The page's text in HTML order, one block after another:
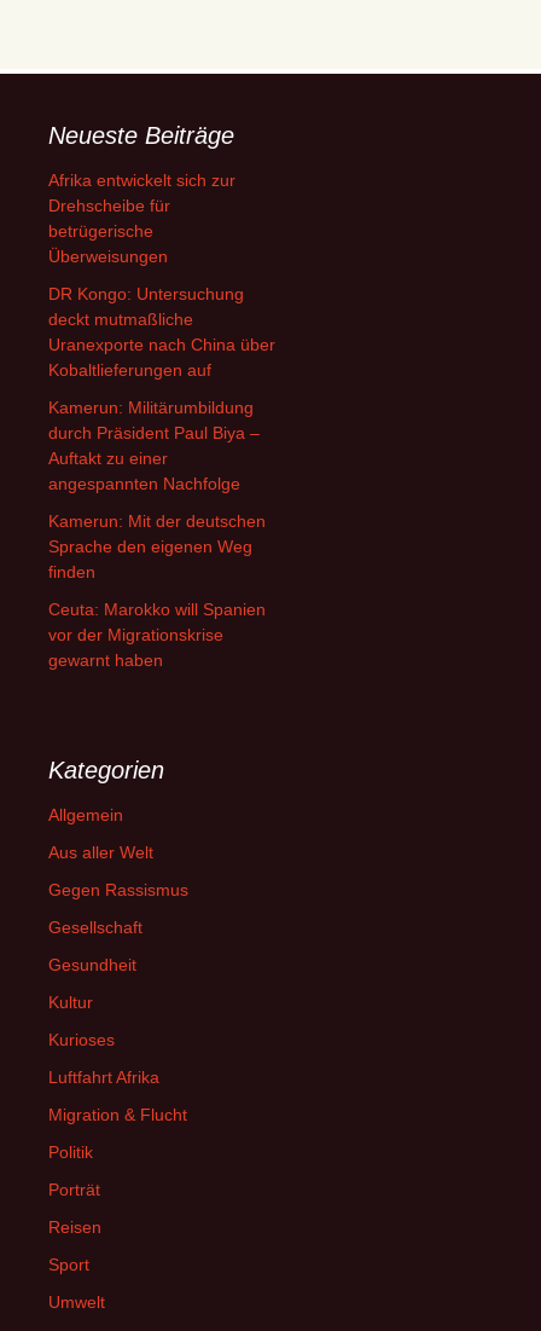
Neueste Beiträge
Afrika entwickelt sich zur
Drehscheibe für
betrügerische
Überweisungen
DR Kongo: Untersuchung
deckt mutmaßliche
Uranexporte nach China über
Kobaltlieferungen auf
Kamerun: Militärumbildung
durch Präsident Paul Biya –
Auftakt zu einer
angespannten Nachfolge
Kamerun: Mit der deutschen
Sprache den eigenen Weg
finden
Ceuta: Marokko will Spanien
vor der Migrationskrise
gewarnt haben
Kategorien
Allgemein
Aus aller Welt
Gegen Rassismus
Gesellschaft
Gesundheit
Kultur
Kurioses
Luftfahrt Afrika
Migration & Flucht
Politik
Porträt
Reisen
Sport
Umwelt